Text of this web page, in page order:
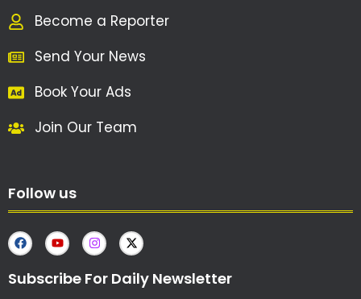
Become a Reporter
Send Your News
Book Your Ads
Join Our Team
Follow us
Subscribe For Daily Newsletter